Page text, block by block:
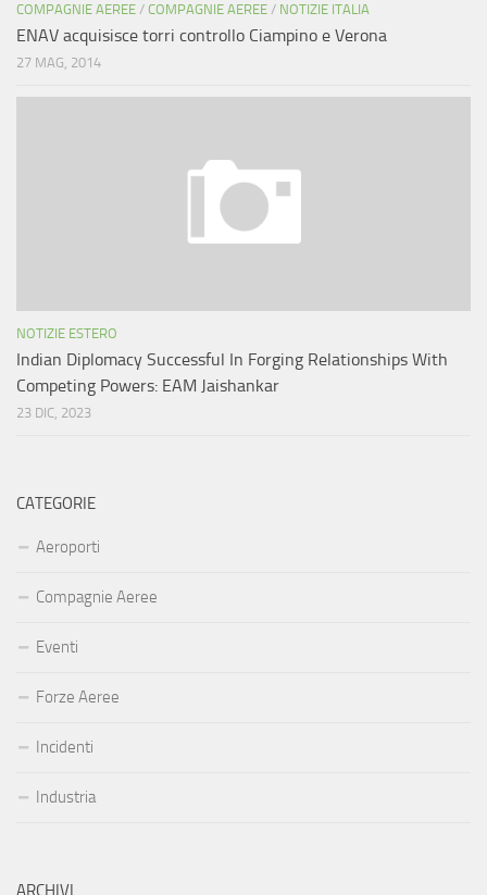
COMPAGNIE AEREE / COMPAGNIE AEREE / NOTIZIE ITALIA
ENAV acquisisce torri controllo Ciampino e Verona
27 MAG, 2014
NOTIZIE ESTERO
Indian Diplomacy Successful In Forging Relationships With
Competing Powers: EAM Jaishankar
23 DIC, 2023
CATEGORIE
Aeroporti
Compagnie Aeree
Eventi
Forze Aeree
Incidenti
Industria
ARCHIVI